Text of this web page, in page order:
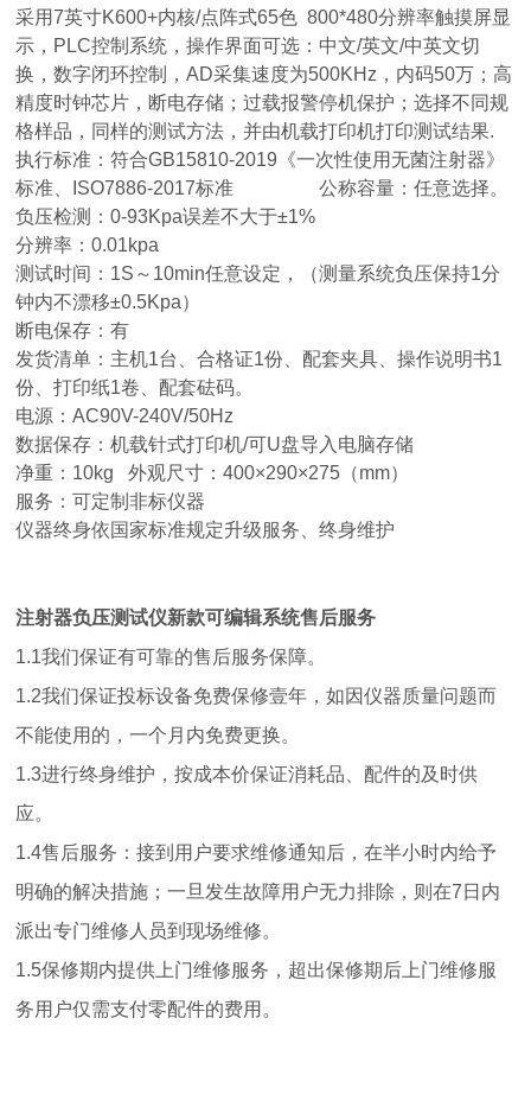
采用7英寸K600+内核/点阵式65色 800*480分辨率触摸屏显
示，PLC控制系统，操作界面可选：中文/英文/中英文切
换，数字闭环控制，AD采集速度为500KHz，内码50万；高
精度时钟芯片，断电存储；过载报警停机保护；选择不同规
格样品，同样的测试方法，并由机载打印机打印测试结果.
执行标准：符合GB15810-2019《一次性使用无菌注射器》
标准、ISO7886-2017标准公称容量：任意选择。
负压检测：0-93Kpa误差不大于±1%
分辨率：0.01kpa
测试时间：1S～10min任意设定，（测量系统负压保持1分
钟内不漂移±0.5Kpa）
断电保存：有
发货清单：主机1台、合格证1份、配套夹具、操作说明书1
份、打印纸1卷、配套砝码。
电源：AC90V-240V/50Hz
数据保存：机载针式打印机/可U盘导入电脑存储
净重：10kg 外观尺寸：400×290×275（mm）
服务：可定制非标仪器
仪器终身依国家标准规定升级服务、终身维护
注射器负压测试仪新款可编辑系统售后服务
1.1我们保证有可靠的售后服务保障。
1.2我们保证投标设备免费保修壹年，如因仪器质量问题而
不能使用的，一个月内免费更换。
1.3进行终身维护，按成本价保证消耗品、配件的及时供
应。
1.4售后服务：接到用户要求维修通知后，在半小时内给予
明确的解决措施；一旦发生故障用户无力排除，则在7日内
派出专门维修人员到现场维修。
1.5保修期内提供上门维修服务，超出保修期后上门维修服
务用户仅需支付零配件的费用。